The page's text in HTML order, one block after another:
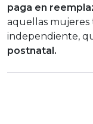
paga en
aquellas mujeres
independiente,
postnatal.